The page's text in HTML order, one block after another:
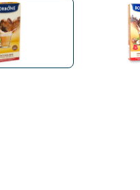
Santero 958 Galup